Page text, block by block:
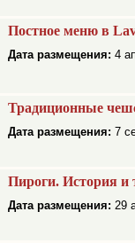
Постное меню в
Дата размещения: 4
Традиционные
Дата размещения: 7
Пироги. История и
Дата размещения: 29